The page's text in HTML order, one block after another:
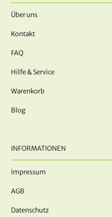
Über uns
Kontakt
FAQ
Hilfe & Service
Warenkorb
Blog
INFORMATIONEN
Impressum
AGB
Datenschutz